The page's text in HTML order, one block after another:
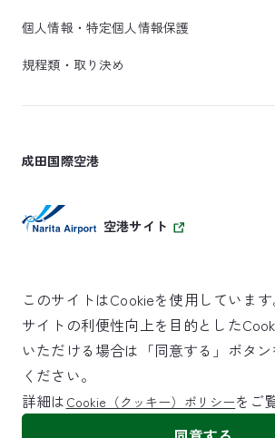
個人情報・特定個人情報保護
規程類・取り決め
成田国際空港
空港サイト
SKYTRAX
5スターエアポート
©NARITA INTERNATIONAL AIRPORT CORPORATION
このサイトはCookieを使用しています
サイトの利便性向上を目的とした
いただける場合は「同意する」ボタ
ください。
詳細は Cookie（クッキー）ポリシーをご